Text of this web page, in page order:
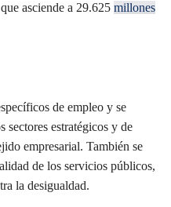
asciende a 29.625 millones
de empleo y se
sectores estratégicos y de
empresarial. También se
de los servicios públicos,
la desigualdad.